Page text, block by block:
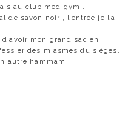
au club med gym .
savon noir , l’entrée je l’ai
mon grand sac en
des miasmes du sièges,
autre hammam